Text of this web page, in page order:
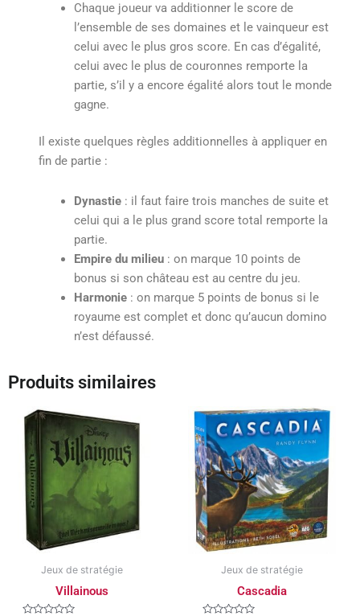
Chaque joueur va additionner le score de
l’ensemble de ses domaines et le vainqueur est
celui avec le plus gros score. En cas d’égalité,
celui avec le plus de couronnes remporte la
partie, s’il y a encore égalité alors tout le monde
gagne.
Il existe quelques règles additionnelles à appliquer en
fin de partie :
Dynastie: il faut faire trois manches de suite et
celui qui a le plus grand score total remporte la
partie.
Empire du milieu: on marque 10 points de
bonus si son château est au centre du jeu.
Harmonie: on marque 5 points de bonus si le
royaume est complet et donc qu’aucun domino
n’est défaussé.
Produits similaires
Jeux de stratégie
Villainous
Jeux de stratégie
Cascadia